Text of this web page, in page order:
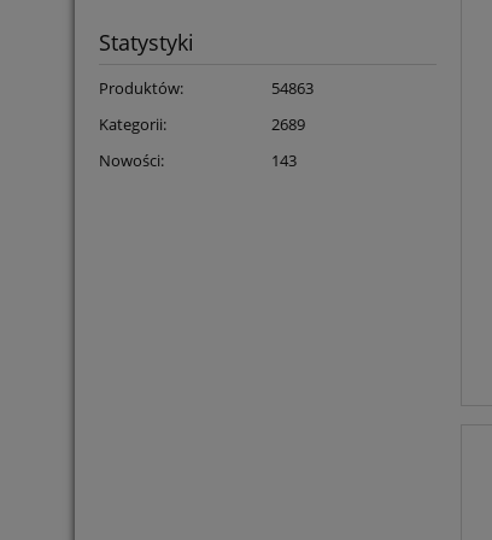
Statystyki
Produktów:
54863
Kategorii:
2689
Nowości:
143